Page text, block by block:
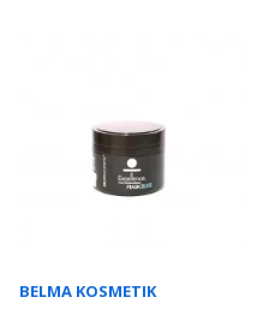
BELMA KOSMETIK